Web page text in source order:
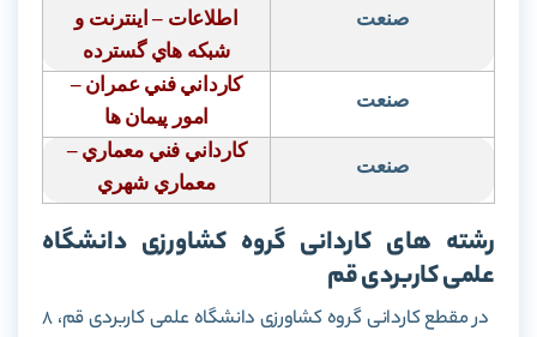
صنعت
اطلاعات – اينترنت و
شبكه هاي گسترده
صنعت
كارداني فني عمران –
امور پيمان ها
صنعت
كارداني فني معماري –
معماري شهري
رشته های کاردانی گروه کشاورزی دانشگاه
علمی کاربردی قم
در مقطع کاردانی گروه کشاورزی دانشگاه علمی کاربردی قم، 8